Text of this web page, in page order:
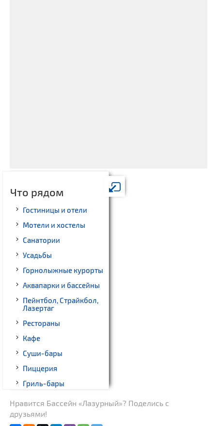
Что рядом
Гостиницы и отели
Мотели и хостелы
Санатории
Усадьбы
Горнолыжные курорты
Аквапарки и бассейны
Пейнтбол, Страйкбол,
Лазертаг
Рестораны
Кафе
Суши-бары
Пиццерия
Гриль-бары
Театры
Нравится Бассейн «Лазурный»? Поделись с
друзьями!